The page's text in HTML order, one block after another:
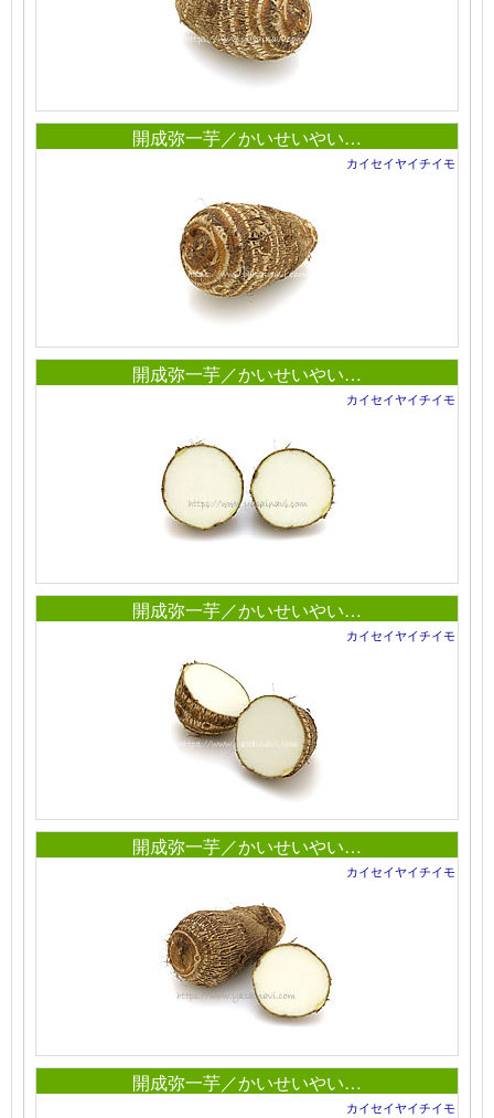
開成弥一芋／かいせいやい…
カイセイヤイチイモ
開成弥一芋／かいせいやい…
カイセイヤイチイモ
開成弥一芋／かいせいやい…
カイセイヤイチイモ
開成弥一芋／かいせいやい…
カイセイヤイチイモ
開成弥一芋／かいせいやい…
カイセイヤイチイモ